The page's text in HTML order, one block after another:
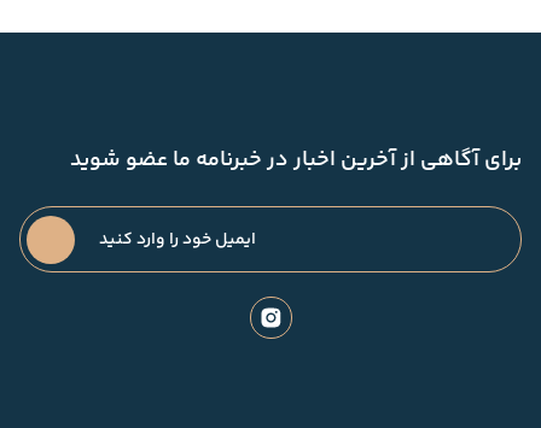
برای آگاهی از آخرین اخبار در خبرنامه ما عضو شوید